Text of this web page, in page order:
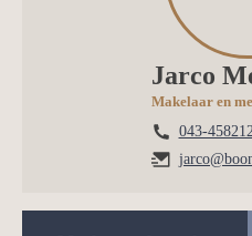
Jarco
Makelaar en
043-